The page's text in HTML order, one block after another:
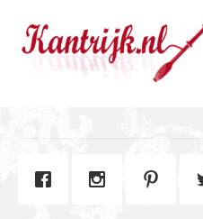
Ga
door
Ga
naar